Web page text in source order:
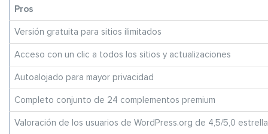
Pros
Versión gratuita para sitios ilimitados
Acceso con un clic a todos los sitios y actualizaciones
Autoalojado para mayor privacidad
Completo conjunto de 24 complementos premium
Valoración de los usuarios de WordPress.org de 4,5/5,0